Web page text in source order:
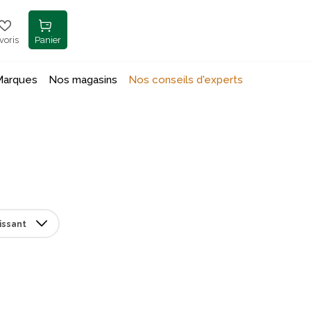
Panier
Nos magasins Nos conseils d'experts